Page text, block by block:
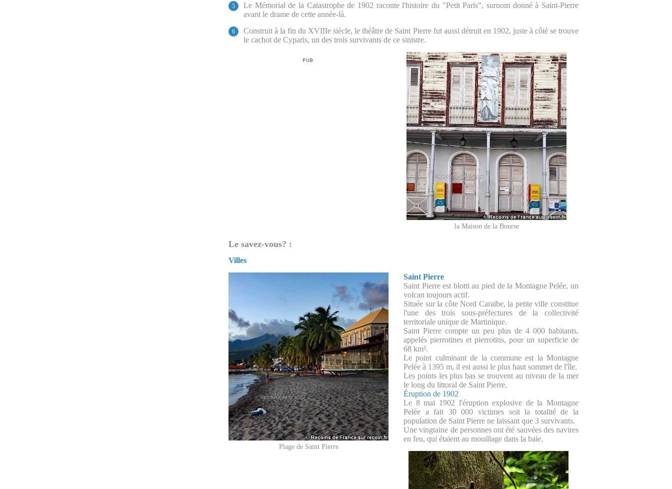
5
Le Mémorial de la Catastrophe de 1902 raconte l'histoire du "Petit Paris", surnom donné à Saint-Pierre
avant le drame de cette année-là.
6
Construit à la fin du XVIIIe siècle, le théâtre de Saint Pierre fut aussi détruit en 1902, juste à côté se trouve
le cachot de Cyparis, un des trois survivants de ce sinistre.
la Maison de la Bourse
Le savez-vous? :
Villes
Plage de Saint Pierre
Saint Pierre
Saint Pierre est blotti au pied de la Montagne Pelée, un
volcan toujours actif.
Située sur la côte Nord Caraïbe, la petite ville constitue
l'une des trois sous-préfectures de la collectivité
territoriale unique de Martinique.
Saint Pierre compte un peu plus de 4 000 habitants,
appelés pierrotines et pierrotins, pour un superficie de
68 km².
Le point culminant de la commune est la Montagne
Pelée à 1395 m, il est aussi le plus haut sommet de l'île.
Les points les plus bas se trouvent au niveau de la mer
le long du littoral de Saint Pierre.
Éruption de 1902
Le 8 mai 1902 l'éruption explosive de la Montagne
Pelée a fait 30 000 victimes soit la totalité de la
population de Saint Pierre ne laissant que 3 survivants.
Une vingtaine de personnes ont été sauvées des navires
en feu, qui étaient au mouillage dans la baie.